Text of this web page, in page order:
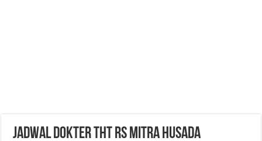
Jadwal Dokter THT RS Mitra Husada